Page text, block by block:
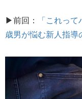
▶前回：
「これっ
歳男が悩む新人指導